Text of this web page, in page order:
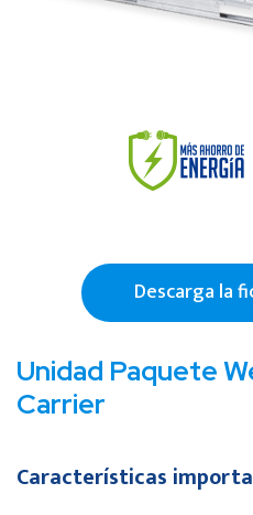
Descarga la
Unidad Paquete
Carrier
Características